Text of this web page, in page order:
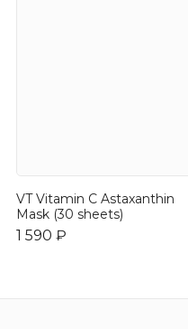
VT Vitamin C Astaxanthin
Mask (30 sheets)
1 590 ₽